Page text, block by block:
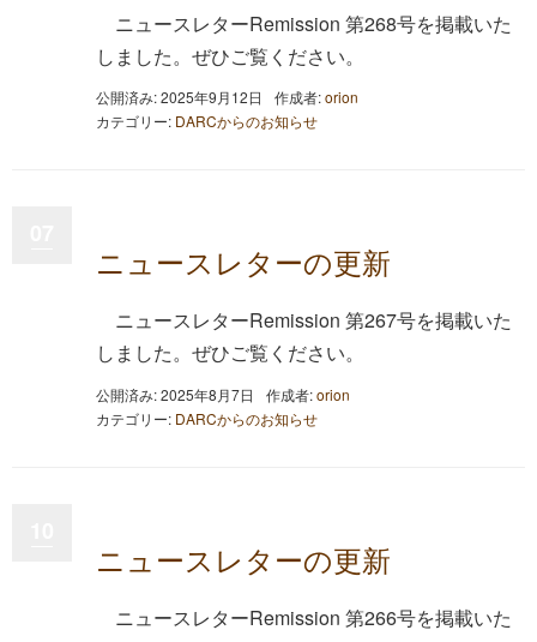
ニュースレターRemission 第268号を掲載いた
しました。ぜひご覧ください。
公開済み: 2025年9月12日 作成者:orion
カテゴリー: DARCからのお知らせ
ニュースレターの更新
ニュースレターRemission 第267号を掲載いた
しました。ぜひご覧ください。
公開済み: 2025年8月7日 作成者:orion
カテゴリー: DARCからのお知らせ
ニュースレターの更新
ニュースレターRemission 第266号を掲載いた